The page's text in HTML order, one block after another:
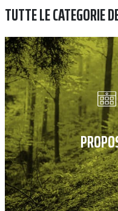
TUTTE LE CATEGORIE